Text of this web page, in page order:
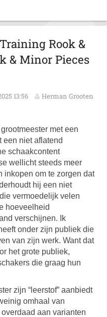
Rook &
& Minor Pieces
13:56
Herman Grooten
met een
een niet aflatend
schaakcontent
wellicht steeds meer
inkopen om te zorgen dat
hij een niet
vermoedelijk velen
hoeveelheid
verschijnen. Ik
onder zijn publiek die
van zijn werk. Want dat
het grote publiek,
die graag hun
zijn “leerstof” aanbiedt
omhaal van
aan varianten